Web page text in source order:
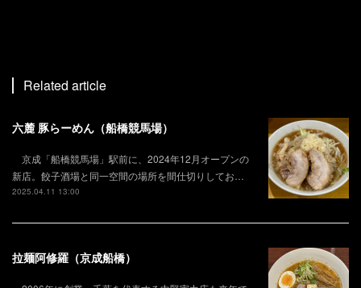
Related article
六麓 豚らーめん（船橋競馬場）
京成「船橋競馬場」駅前に、2024年12月オープンの
新店。餃子酒場と同一空間の場所を間仕切りしてお…
2025.04.11 13:00
拉麺阿修羅（京成船橋）